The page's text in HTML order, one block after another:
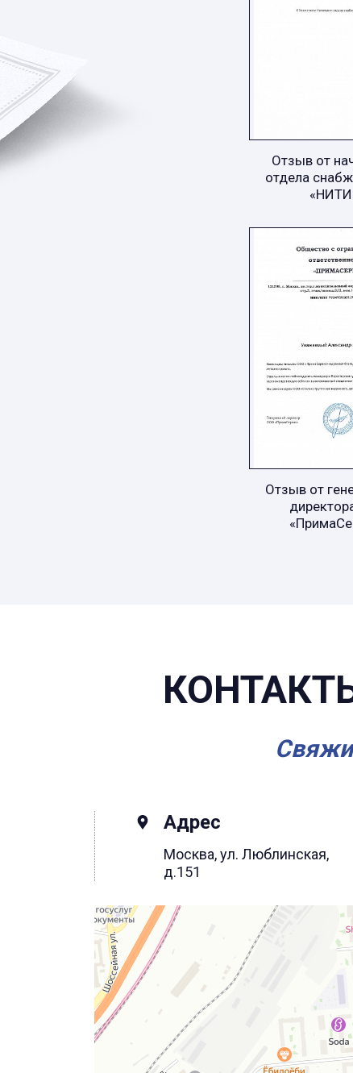
Отзыв от
отдела
Отзыв от
Адрес
Москва, ул. Люблинская,
д.151